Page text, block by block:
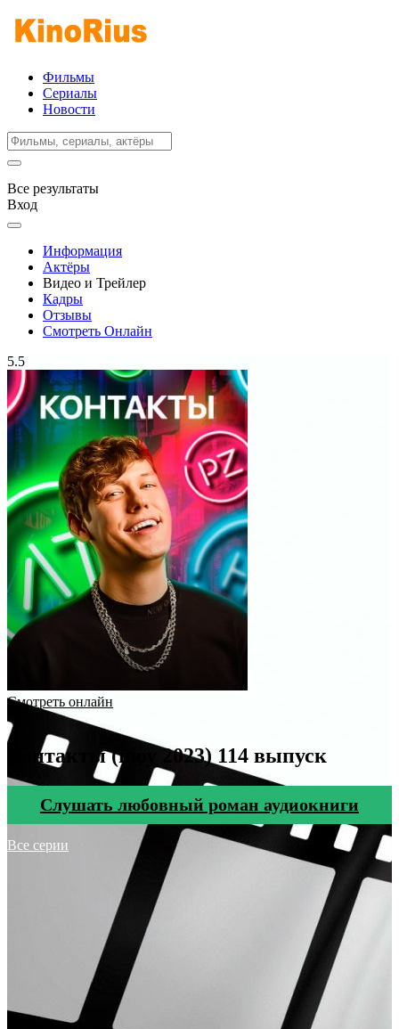
Фильмы
Сериалы
Новости
Все результаты
Вход
Информация
Актёры
Видео и Трейлер
Кадры
Отзывы
Смотреть Онлайн
5.5
Смотреть онлайн
Контакты (шоу 2023) 114 выпуск
Cлушать любовный роман аудиокниги
Все серии